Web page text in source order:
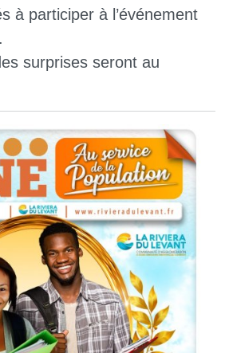
à participer à l’événement
surprises seront au